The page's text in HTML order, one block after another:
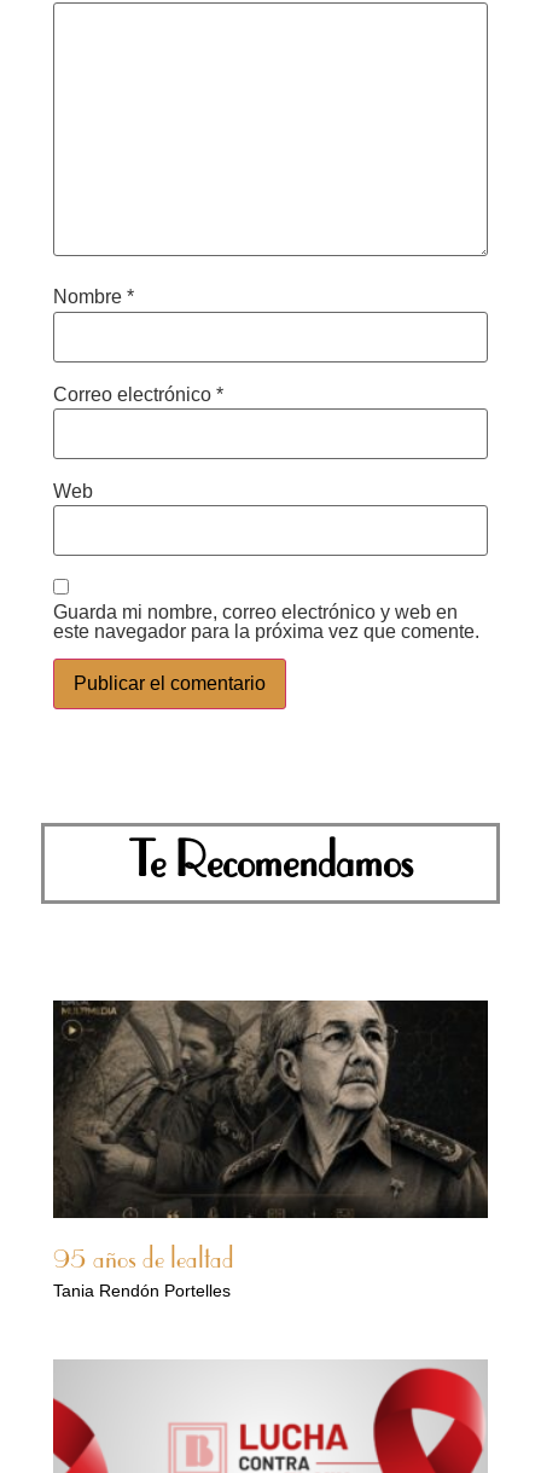
Nombre *
Correo electrónico *
Web
Guarda mi nombre, correo electrónico y web en
este navegador para la próxima vez que comente.
Te Recomendamos
95 años de lealtad
Tania Rendón Portelles